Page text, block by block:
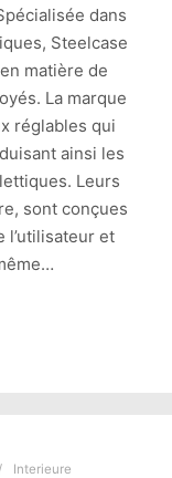
dans
Steelcase
matière de
La marque
réglables qui
ainsi les
Leurs
sont conçues
l’utilisateur et
Interieure